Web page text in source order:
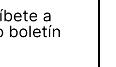
a
boletín